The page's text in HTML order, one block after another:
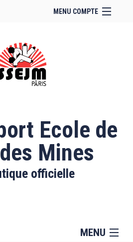
MENU COMPTE
Site Web du club
Facebook
Se connecter
vide)
Ecole de
Mines
officielle
MENU